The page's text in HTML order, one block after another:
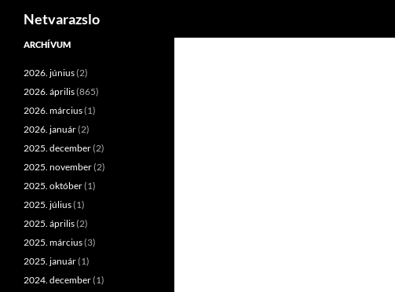
Kilépés
Netvarazslo
ARCHÍVUM
2026. június(2)
2026. április(865)
2026. március(1)
2026. január(2)
2025. december(2)
2025. november(2)
2025. október(1)
2025. július(1)
2025. április(2)
2025. március(3)
2025. január(1)
2024. december(1)